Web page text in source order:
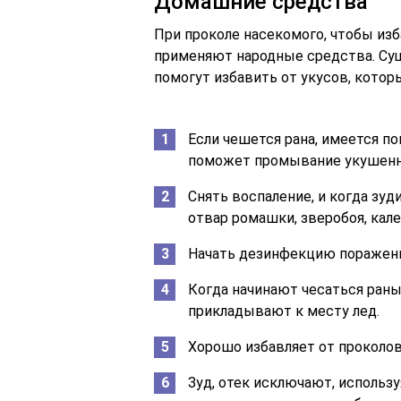
При проколе насекомого, чтобы
применяют народные средства.
помогут избавить от укусов,
Если чешется рана, имеется
поможет промывание
Снять воспаление, и когда
отвар ромашки, зверобоя,
Начать дезинфекцию
Когда начинают чесаться
прикладывают к месту лед.
Хорошо избавляет от
Зуд, отек исключают,